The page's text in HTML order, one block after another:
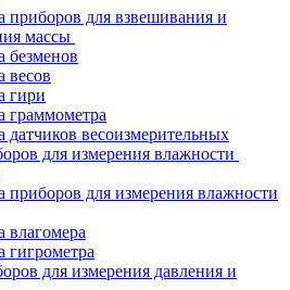
приборов для взвешивания и
массы
безменов
весов
гири
граммометра
датчиков весоизмерительных
для измерения влажности
приборов для измерения влажности
влагомера
гигрометра
для измерения давления и